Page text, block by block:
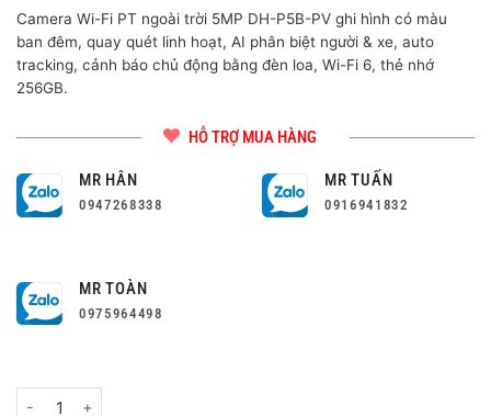
Camera Wi-Fi PT ngoài trời 5MP DH-P5B-PV ghi hình có màu
ban đêm, quay quét linh hoạt, AI phân biệt người & xe, auto
tracking, cảnh báo chủ động bằng đèn loa, Wi-Fi 6, thẻ nhớ
256GB.
HỖ TRỢ MUA HÀNG
MR HÂN
0947268338
MR TUẤN
0916941832
MR TOÀN
0975964498